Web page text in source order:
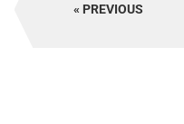
PREVIOUS